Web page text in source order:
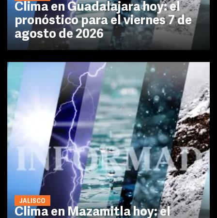
Clima en Guadalajara hoy: el
pronóstico para el viernes 7 de
agosto de 2026
JALISCO
Clima en Mazamitla hoy: el